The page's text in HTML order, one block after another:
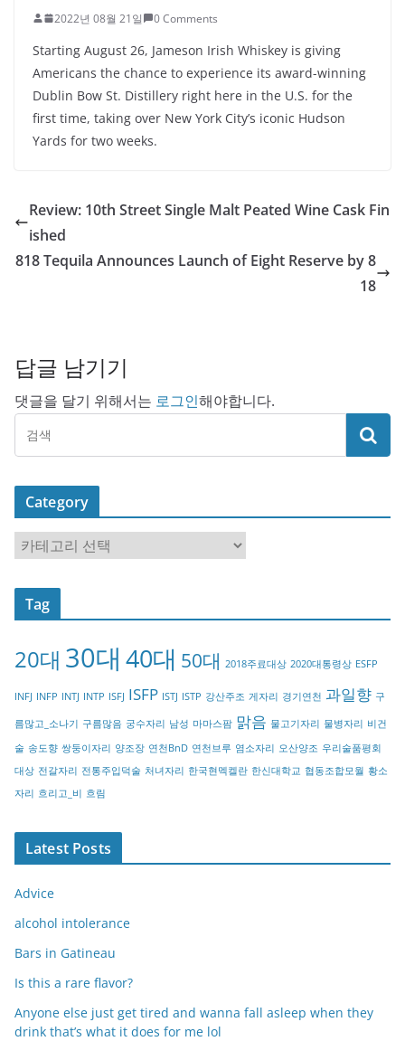
2022년 08월 21일 0 Comments
Starting August 26, Jameson Irish Whiskey is giving
Americans the chance to experience its award-winning
Dublin Bow St. Distillery right here in the U.S. for the
first time, taking over New York City’s iconic Hudson
Yards for two weeks.
Review: 10th Street Single Malt Peated Wine Cask Fin
ished
818 Tequila Announces Launch of Eight Reserve by 8
18
답글 남기기
댓글을 달기 위해서는 로그인해야합니다.
Category
a
t
o
y
Tag
20대 30대 40대 50대 2018주료대상 2020대통령상 ESFP
INFJ INFP INTJ INTP ISFJ ISFP ISTJ ISTP 강산주조 게자리 경기연천 과일향 구
름많고_소나기 구름많음 궁수자리 남성 마마스팜 맑음 물고기자리 물병자리 비건
술 송도향 쌍둥이자리 양조장 연천BnD 연천브루 염소자리 오산양조 우리술품평회
대상 전갈자리 전통주입덕술 처녀자리 한국현멕켈란 한신대학교 협동조합모월 황소
자리 흐리고_비 흐림
Latest Posts
Advice
alcohol intolerance
Bars in Gatineau
Is this a rare flavor?
Anyone else just get tired and wanna fall asleep when they
drink that’s what it does for me lol